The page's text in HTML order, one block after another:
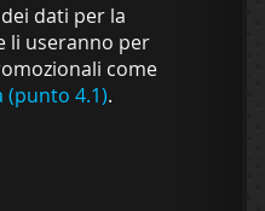
dati per la
li useranno per
come
4.1).